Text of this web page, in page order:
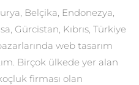
Belçika, Endonezya,
Gürcistan, Kıbrıs, Türkiye
web tasarım
Birçok ülkede yer alan
firması olan